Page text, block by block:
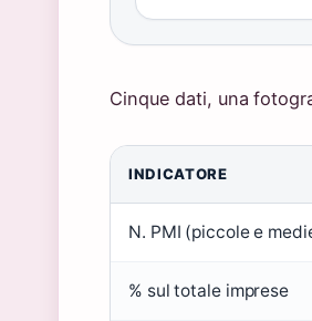
Cinque dati, una
INDICATORE
N. PMI (piccole e
% sul totale imprese